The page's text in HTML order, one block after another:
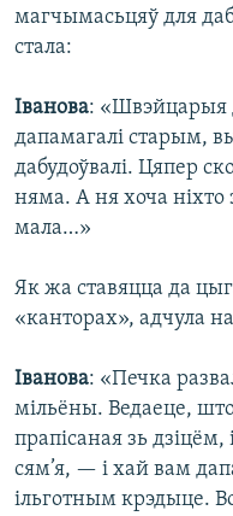
магчымасьцяў для
стала:
Іванова: «Швэйцарыя
дапамагалі старым,
дабудоўвалі. Цяпер
няма. А ня хоча
мала…»
Як жа ставяцца да
«канторах», адчула
Іванова: «Печка
мільёны. Ведаеце,
прапісаная зь
сям’я, — і хай вам
ільготным крэдыце.